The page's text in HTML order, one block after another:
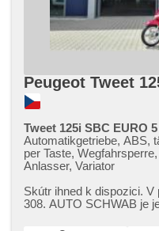
Peugeot Tweet
Tweet 125i SBC EURO 5
Automatikgetriebe, ABS,
per Taste,
Anlasser, Variator
Skútr ihned k dispozici.
308. AUTO SCHWAB je jediný autorizovaný prodejce i